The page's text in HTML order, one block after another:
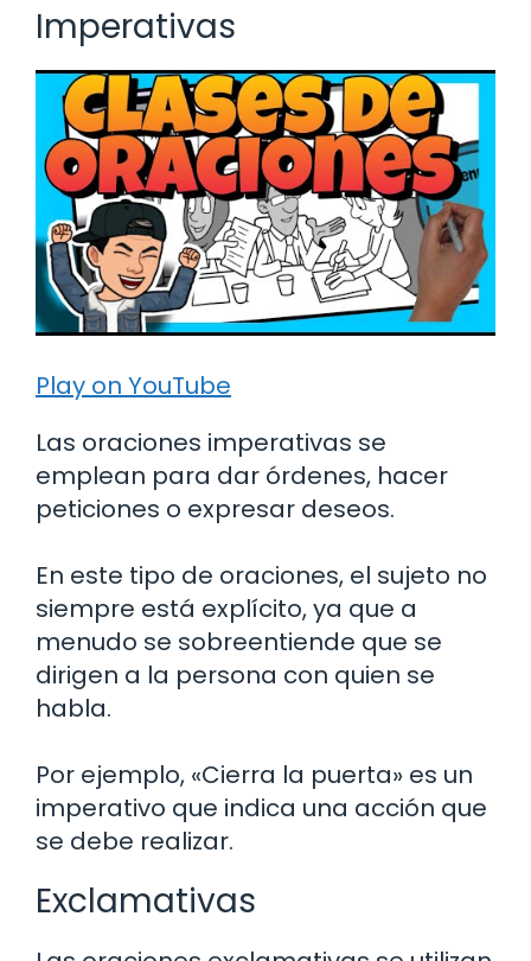
Imperativas
Play on YouTube
Las oraciones imperativas se
emplean para dar órdenes, hacer
peticiones o expresar deseos.
En este tipo de oraciones, el sujeto no
siempre está explícito, ya que a
menudo se sobreentiende que se
dirigen a la persona con quien se
habla.
Por ejemplo, «Cierra la puerta» es un
imperativo que indica una acción que
se debe realizar.
Exclamativas